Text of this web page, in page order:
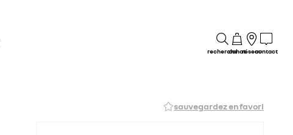
rechercheachatréseaucontact
sauvegardez en favori